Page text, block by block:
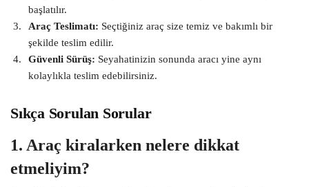
başlatılır.
Araç Teslimatı: Seçtiğiniz araç size temiz ve bakımlı bir
şekilde teslim edilir.
Güvenli Sürüş: Seyahatinizin sonunda aracı yine aynı
kolaylıkla teslim edebilirsiniz.
Sıkça Sorulan Sorular
1. Araç kiralarken nelere dikkat
etmeliyim?